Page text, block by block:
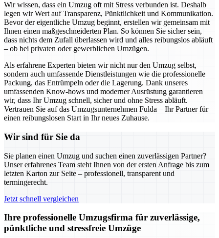
Wir wissen, dass ein Umzug oft mit Stress verbunden ist. Deshalb
legen wir Wert auf Transparenz, Pünktlichkeit und Kommunikation.
Bevor der eigentliche Umzug beginnt, erstellen wir gemeinsam mit
Ihnen einen maßgeschneiderten Plan. So können Sie sicher sein,
dass nichts dem Zufall überlassen wird und alles reibungslos abläuft
– ob bei privaten oder gewerblichen Umzügen.
Als erfahrene Experten bieten wir nicht nur den Umzug selbst,
sondern auch umfassende Dienstleistungen wie die professionelle
Packung, das Entrümpeln oder die Lagerung. Dank unseres
umfassenden Know-hows und moderner Ausrüstung garantieren
wir, dass Ihr Umzug schnell, sicher und ohne Stress abläuft.
Vertrauen Sie auf das Umzugsunternehmen Fulda – Ihr Partner für
einen reibungslosen Start in Ihr neues Zuhause.
Wir sind für Sie da
Sie planen einen Umzug und suchen einen zuverlässigen Partner?
Unser erfahrenes Team steht Ihnen von der ersten Anfrage bis zum
letzten Karton zur Seite – professionell, transparent und
termingerecht.
Jetzt schnell vergleichen
Ihre professionelle Umzugsfirma für zuverlässige,
pünktliche und stressfreie Umzüge